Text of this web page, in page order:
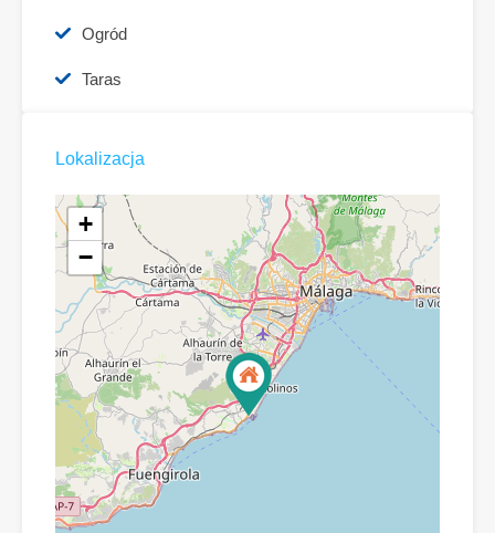
Ogród
Taras
Lokalizacja
+
−